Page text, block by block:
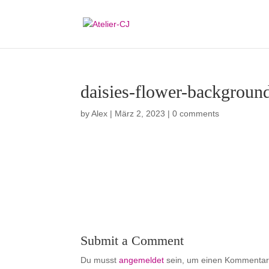
daisies-flower-
byAlex | März 2, 2023 |0 comments
Submit a Comment
Du musstangemeldet sein, um einen